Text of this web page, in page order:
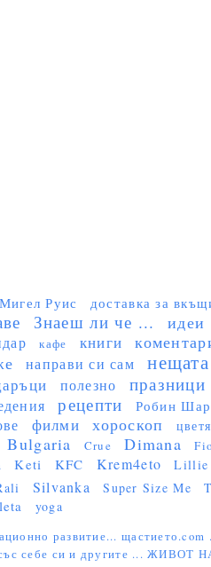
Руис доставка за
Знаеш ли че ... идеи
кафе книги
направи си сам
полезно
празници
рецепти Робин
филми хороскоп цветя
Bulgaria Crue Dimana
Keti KFC Krem4eto Lillie
Silvanka Super Size Me
yoga
развитие... щастието.com
себе си и другите ...ЖИВОТ